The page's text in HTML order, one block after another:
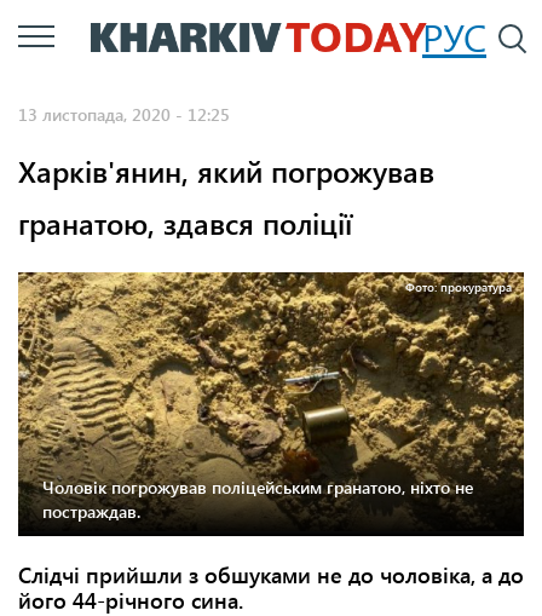
Перейти
до
РУС
13 листопада, 2020 - 12:25
Харків'янин, який погрожував
гранатою, здався поліції
Фото: прокуратура
Чоловік погрожував поліцейським гранатою, ніхто не
постраждав.
Слідчі прийшли з обшуками не до чоловіка, а до
його 44-річного сина.